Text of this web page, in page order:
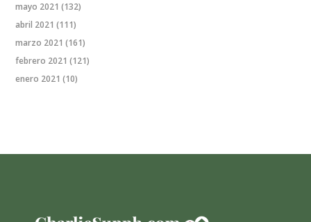
mayo 2021 (132)
abril 2021 (111)
marzo 2021 (161)
febrero 2021 (121)
enero 2021 (10)